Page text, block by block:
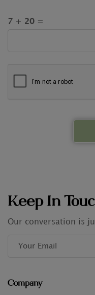
7 + 20 =
Keep In
Our conversation is
Company